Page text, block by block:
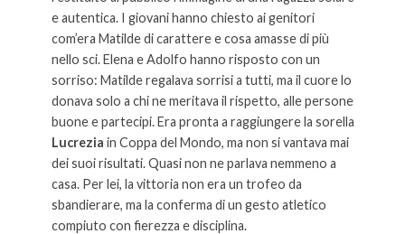
e autentica. I giovani hanno chiesto ai genitori
com’era Matilde di carattere e cosa amasse di più
nello sci. Elena e Adolfo hanno risposto con un
sorriso: Matilde regalava sorrisi a tutti, ma il cuore lo
donava solo a chi ne meritava il rispetto, alle persone
buone e partecipi. Era pronta a raggiungere la sorella
Lucrezia in Coppa del Mondo, ma non si vantava mai
dei suoi risultati. Quasi non ne parlava nemmeno a
casa. Per lei, la vittoria non era un trofeo da
sbandierare, ma la conferma di un gesto atletico
compiuto con fierezza e disciplina.